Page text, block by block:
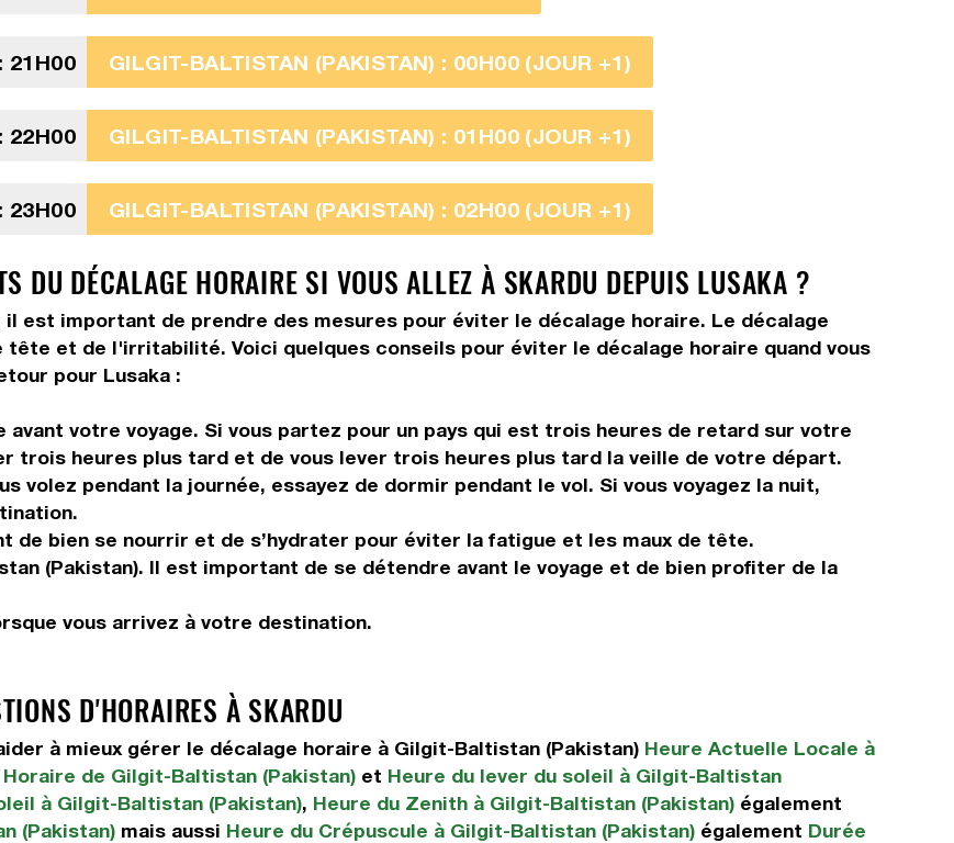
21H00 GILGIT-BALTISTAN (PAKISTAN) : 00H00 (JOUR +1)
22H00 GILGIT-BALTISTAN (PAKISTAN) : 01H00 (JOUR +1)
23H00 GILGIT-BALTISTAN (PAKISTAN) : 02H00 (JOUR +1)
DU DÉCALAGE HORAIRE SI VOUS ALLEZ À SKARDU DEPUIS LUSAKA ?
il est important de prendre des mesures pour éviter le décalage horaire. Le décalage
tête et de l'irritabilité. Voici quelques conseils pour éviter le décalage horaire quand vous
pour Lusaka :
avant votre voyage. Si vous partez pour un pays qui est trois heures de retard sur votre
trois heures plus tard et de vous lever trois heures plus tard la veille de votre départ.
volez pendant la journée, essayez de dormir pendant le vol. Si vous voyagez la nuit,
de bien se nourrir et de s’hydrater pour éviter la fatigue et les maux de tête.
(Pakistan). Il est important de se détendre avant le voyage et de bien profiter de la
vous arrivez à votre destination.
D'HORAIRES À SKARDU
à mieux gérer le décalage horaire à Gilgit-Baltistan (Pakistan) Heure Actuelle Locale à
Horaire de Gilgit-Baltistan (Pakistan) et Heure du lever du soleil à Gilgit-Baltistan
à Gilgit-Baltistan (Pakistan), Heure du Zenith à Gilgit-Baltistan (Pakistan) également
(Pakistan) mais aussi Heure du Crépuscule à Gilgit-Baltistan (Pakistan) également Durée